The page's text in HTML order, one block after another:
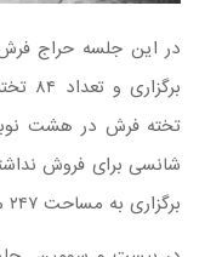
برگزاری به مساحت ۲۴۷ متر مربع فروخته شدند.